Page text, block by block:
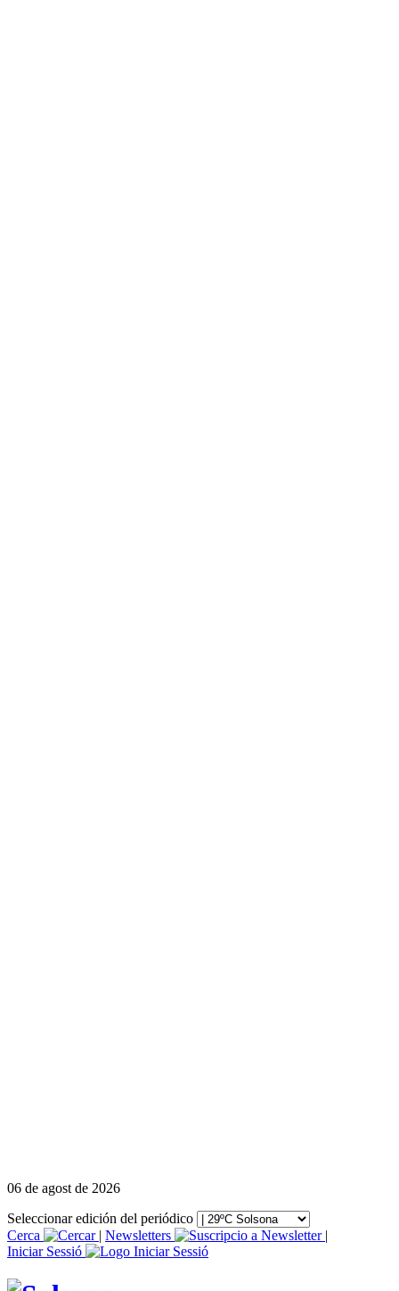
06 de agost de 2026
Seleccionar edición del periódico
Cerca
| Newsletters
|
Iniciar Sessió